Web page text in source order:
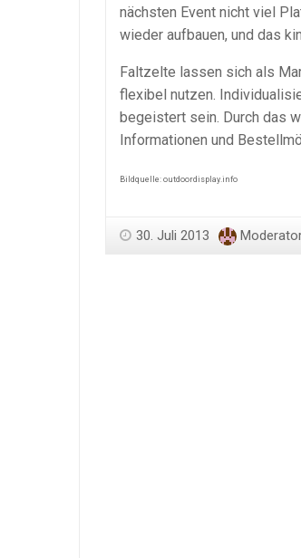
nächsten Event nicht viel
wieder aufbauen, und das
Faltzelte lassen sich als
flexibel nutzen.
begeistert sein. Durch das
Informationen und
Bildquelle: outdoordisplay.info
30. Juli 2013